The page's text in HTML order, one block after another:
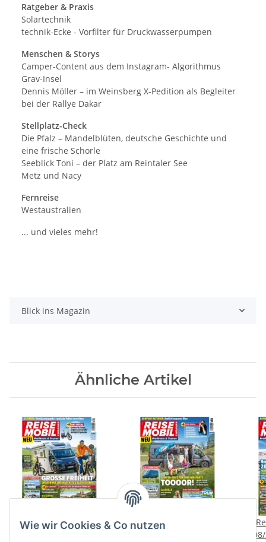
Ratgeber & Praxis
Solartechnik
technik-Ecke - Vorfilter für Druckwasserpumpen
Menschen & Storys
Camper-Content aus dem Instagram- Algorithmus
Grav-Insel
Dennis Möller – im Weinsberg X-Pedition als Begleiter
bei der Rallye Dakar
Stellplatz-Check
Die Pfalz – Mandelblüten, deutsche Geschichte und
eine frische Schorle
Seeblick Toni – der Platz am Reintaler See
Metz und Nacy
Fernreise
Westaustralien
... und vieles mehr!
Blick ins Magazin
Ähnliche Artikel
Reisemobil Caravan
Reisemobil Caravan
Wie wir Cookies & Co nutzen